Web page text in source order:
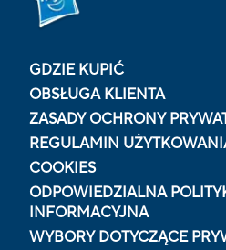
GDZIE KUPIĆ
OBSŁUGA KLIENTA
ZASADY OCHRONY
REGULAMIN
COOKIES
ODPOWIEDZIALNA
INFORMACYJNA
WYBORY DOTYCZĄCE